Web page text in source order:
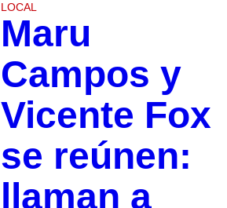
LOCAL
Maru
Campos y
Vicente Fox
se reúnen:
llaman a